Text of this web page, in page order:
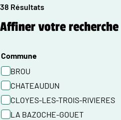
38 Résultats
Affiner votre recherche
Commune
BROU
CHATEAUDUN
CLOYES-LES-TROIS-RIVIERES
LA BAZOCHE-GOUET